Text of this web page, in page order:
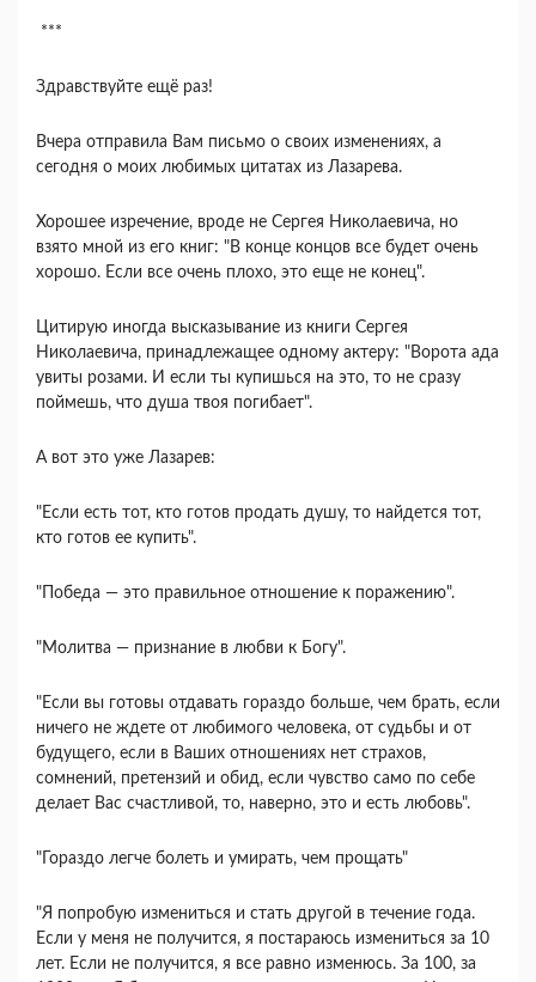
***
Здравствуйте ещё раз!
Вчера отправила Вам письмо о своих изменениях, а
сегодня о моих любимых цитатах из Лазарева.
Хорошее изречение, вроде не Сергея Николаевича, но
взято мной из его книг: "В конце концов все будет очень
хорошо. Если все очень плохо, это еще не конец".
Цитирую иногда высказывание из книги Сергея
Николаевича, принадлежащее одному актеру: "Ворота ада
увиты розами. И если ты купишься на это, то не сразу
поймешь, что душа твоя погибает".
А вот это уже Лазарев:
"Если есть тот, кто готов продать душу, то найдется тот,
кто готов ее купить".
"Победа — это правильное отношение к поражению".
"Молитва — признание в любви к Богу".
"Если вы готовы отдавать гораздо больше, чем брать, если
ничего не ждете от любимого человека, от судьбы и от
будущего, если в Ваших отношениях нет страхов,
сомнений, претензий и обид, если чувство само по себе
делает Вас счастливой, то, наверно, это и есть любовь".
"Гораздо легче болеть и умирать, чем прощать"
"Я попробую измениться и стать другой в течение года.
Если у меня не получится, я постараюсь измениться за 10
лет. Если не получится, я все равно изменюсь. За 100, за